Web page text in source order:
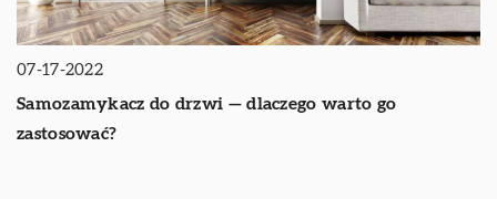
07-17-2022
Samozamykacz do drzwi — dlaczego warto go
zastosować?